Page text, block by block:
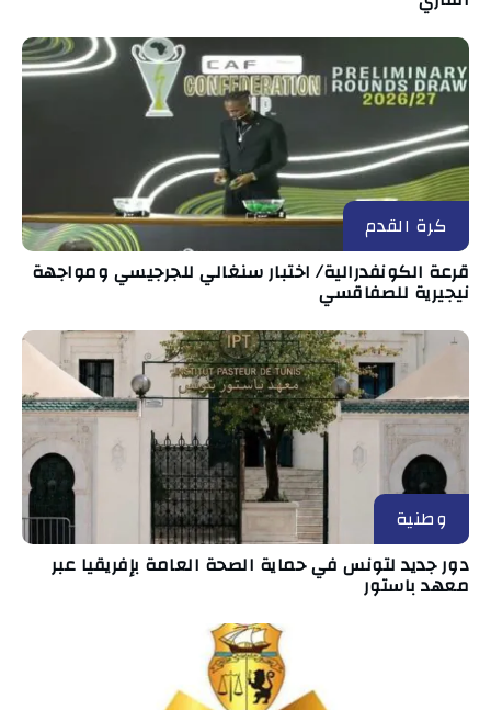
كرة القدم
قرعة الكونفدرالية/ اختبار سنغالي للجرجيسي ومواجهة
نيجيرية للصفاقسي
وطنية
دور جديد لتونس في حماية الصحة العامة بإفريقيا عبر
معهد باستور